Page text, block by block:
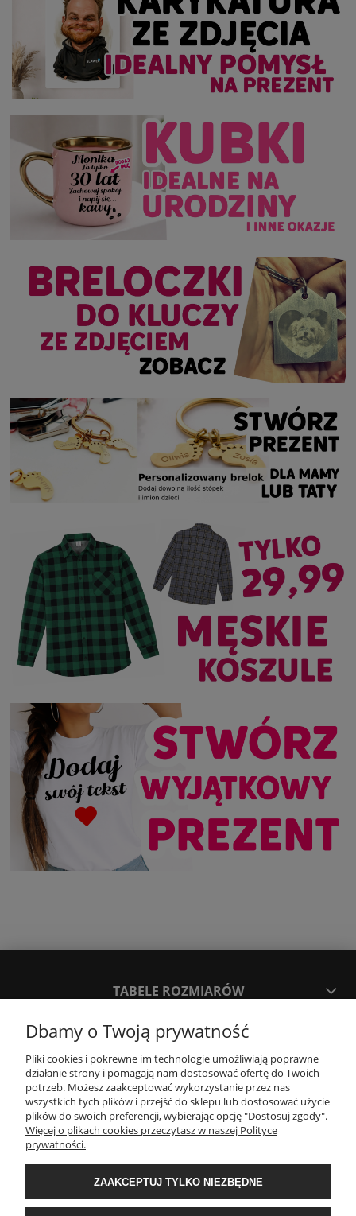
TABELE ROZMIARÓW
SPOSOBY PŁATNOŚCI ORAZ CZAS I KOSZTY DOSTAWY
DOSTAWY
KONTAKT
WYMIANA / ZWROTY / REKLAMACJE
REGULAMINY
Dbamy o Twoją prywatność
Pliki cookies i pokrewne im technologie umożliwiają poprawne
działanie strony i pomagają nam dostosować ofertę do Twoich
potrzeb. Możesz zaakceptować wykorzystanie przez nas
wszystkich tych plików i przejść do sklepu lub dostosować użycie
plików do swoich preferencji, wybierając opcję "Dostosuj zgody".
Więcej o plikach cookies przeczytasz w naszej Polityce
prywatności.
ZAAKCEPTUJ TYLKO NIEZBĘDNE